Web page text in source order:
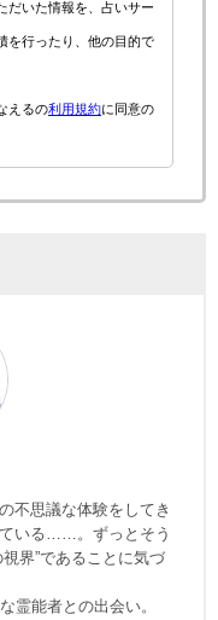
だいた情報を、占いサー
を行ったり、他の目的で
えるの利用規約に同意の
不思議な体験をしてき
いる……。ずっとそう
界”であることに気づ
霊能者との出会い。